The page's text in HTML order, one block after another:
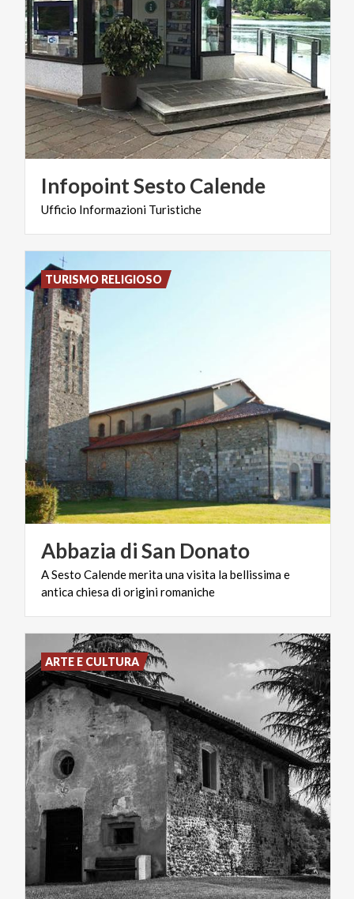
InfopointSestoCalende
Ufficio Informazioni Turistiche
Abbazia diSan Donato
ASesto Calendemeritaunavisita labellissimae
anticachiesadioriginiromaniche
TURISMO RELIGIOSO
ARTE E CULTURA